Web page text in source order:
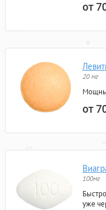
от
20 мг
от
100мг
уже